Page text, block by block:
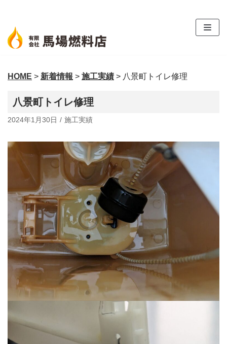
ン
テ
ン
へ
キ
ッ
HOME > 新着情報 > 施工実績 > 八景町トイレ修理
八景町トイレ修理
2024年1月30日 施工実績